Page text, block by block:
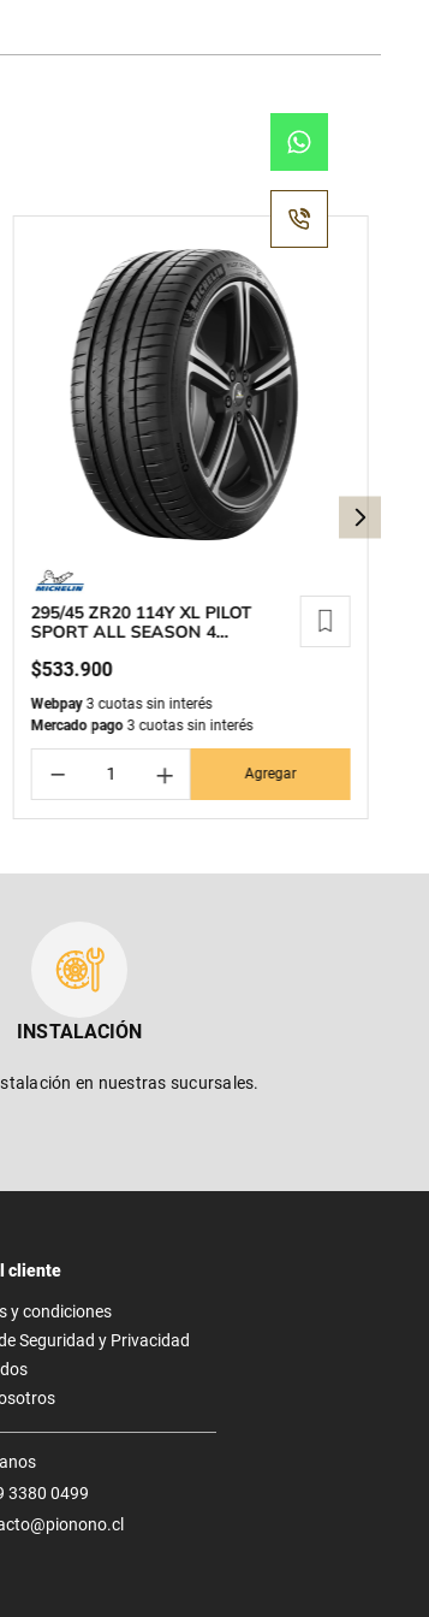
295/45 ZR20 114Y XL PILOT
SPORT ALL SEASON 4
$533.900
Webpay3 cuotas sin interés
Mercado pago3 cuotas sin interés
＋
－ Agregar
INSTALACIÓN
en nuestras sucursales.
cliente
y condiciones
Seguridad y Privacidad
3380 0499